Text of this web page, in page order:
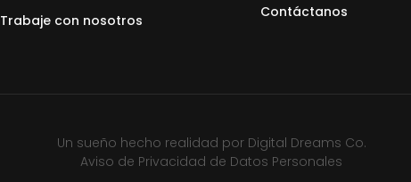
Trabaje con nosotros
Contáctanos
Un sueño hecho realidad por Digital Dreams Co.
Aviso de Privacidad de Datos Personales